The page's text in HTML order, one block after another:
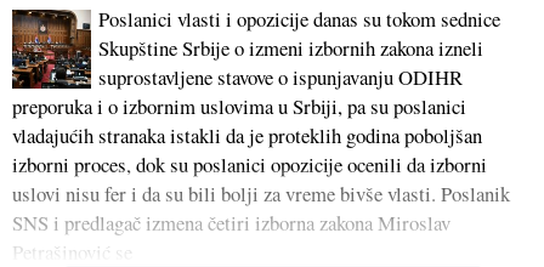
Poslanici vlasti i opozicije danas su tokom sednice
Skupštine Srbije o izmeni izbornih zakona izneli
suprostavljene stavove o ispunjavanju ODIHR
preporuka i o izbornim uslovima u Srbiji, pa su poslanici
vladajućih stranaka istakli da je proteklih godina poboljšan
izborni proces, dok su poslanici opozicije ocenili da izborni
uslovi nisu fer i da su bili bolji za vreme bivše vlasti. Poslanik
SNS i predlagač izmena četiri izborna zakona Miroslav
Petrašinović se